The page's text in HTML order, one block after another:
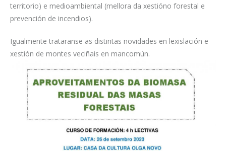
territorio) e medioambiental (mellora da xestióno forestal e
prevención de incendios).
Igualmente trataranse as distintas novidades en lexislación e
xestión de montes veciñais en mancomún.